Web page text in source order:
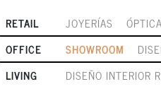
RETAIL JOYERÍAS
OFFICE
SHOWROOM
LIVING
DISEÑO INTERIOR